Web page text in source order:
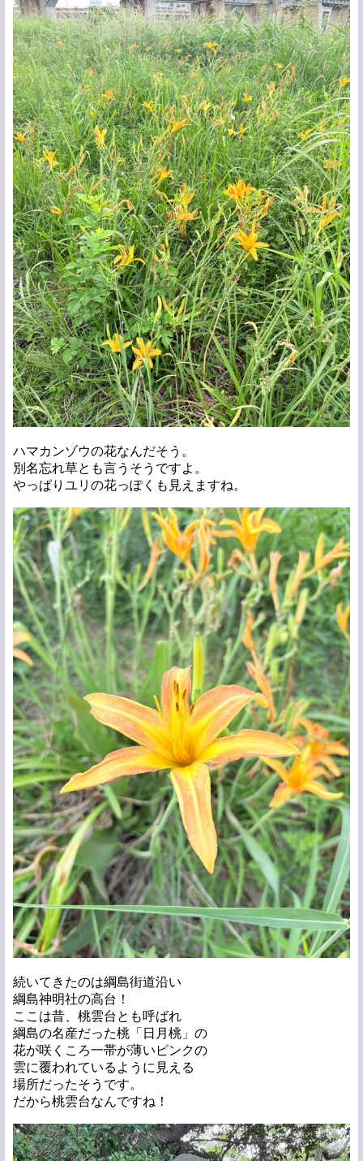
ハマカンゾウの花なんだそう。
別名忘れ草とも言うそうですよ。
やっぱりユリの花っぽくも見えますね。
続いてきたのは綱島街道沿い
綱島神明社の高台！
ここは昔、桃雲台とも呼ばれ
綱島の名産だった桃「日月桃」の
花が咲くころ一帯が薄いピンクの
雲に覆われているように見える
場所だったそうです。
だから桃雲台なんですね！